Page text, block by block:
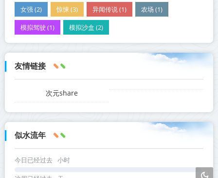
女强 (2) 惊悚 (3) 异闻传说 (1) 农场 (1)
模拟驾驶 (1) 模拟沙盒 (2)
友情链接
次元share
似水流年
今日已经过去 小时